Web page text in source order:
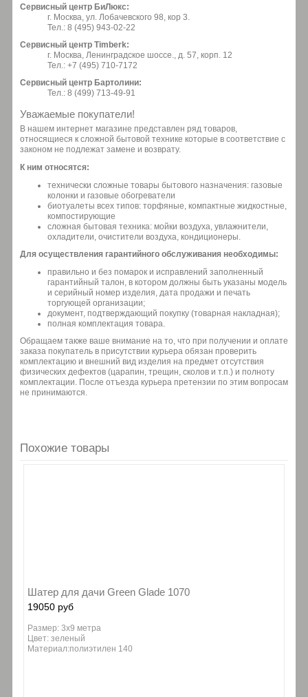
Сервисный центр БиЛюкс:
г. Москва, ул. Лобачевского 98, кор 3.
Тел.: 8 (495) 943-02-22
Сервисный центр Timberk:
г. Москва, Ленинградское шоссе., д. 57, корп. 12
Тел.: +7 (495) 710-7172
Сервисный центр Бартолини:
Тел.: 8 (499) 713-49-91
Уважаемые покупатели!
В нашем интернет магазине представлен ряд товаров,
относящиеся к сложной бытовой технике которые в соответствие с
законом не подлежат замене и возврату.
К ним относятся:
технически сложные товары бытового назначения: газовые
колонки и газовые обогреватели
биотуалеты всех типов: торфяные, компактные жидкостные,
компостирующие
сложная бытовая техника: мойки воздуха, увлажнители,
охладители, очистители воздуха, кондиционеры.
Для осуществления гарантийного обслуживания необходимы:
правильно и без помарок и исправлений заполненный
гарантийный талон, в котором должны быть указаны модель
и серийный номер изделия, дата продажи и печать
торгующей организации;
документ, подтверждающий покупку (товарная накладная);
полная комплектация товара.
Обращаем также ваше внимание на то, что при получении и оплате
заказа покупатель в присутствии курьера обязан проверить
комплектацию и внешний вид изделия на предмет отсутствия
физических дефектов (царапин, трещин, сколов и т.п.) и полноту
комплектации. После отъезда курьера претензии по этим вопросам
не принимаются.
Похожие товары
Шатер для дачи Green Glade 1070
19050 руб
Размер: 3х9 метра
Цвет: зеленый
Материал:полиэтилен 140